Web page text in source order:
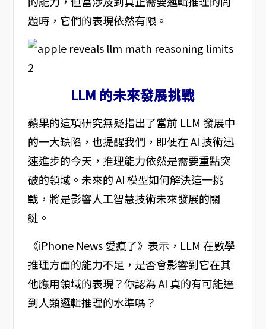
題時，它們的表現依然有限。
LLM 的未來發展挑戰
蘋果的這項研究無疑指出了當前 LLM 發展中
的一大缺陷，也提醒我們，即便在 AI 技術迅
速進步的今天，推理能力依然是需要重點突
破的領域。未來的 AI 模型如何解決這一挑
戰，將是影響人工智慧技術未來發展的關
鍵。
《iPhone News 愛瘋了》表示，LLM 在數學
推理方面的能力不足，是否會影響到它在其
他應用領域的表現？你認為 AI 真的有可能達
到人類邏輯推理的水準嗎？